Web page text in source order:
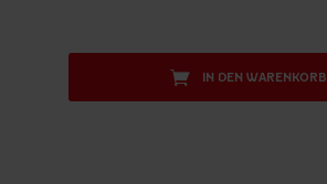
IN DEN WARENKORB